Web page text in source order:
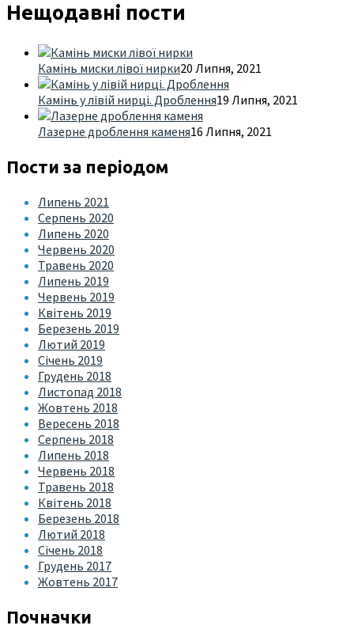
Нещодавні пости
Камінь миски лівої нирки20 Липня, 2021
Камінь у лівій нирці. Дроблення19 Липня, 2021
Лазерне дроблення каменя16 Липня, 2021
Пости за періодом
Липень 2021
Серпень 2020
Липень 2020
Червень 2020
Травень 2020
Липень 2019
Червень 2019
Квітень 2019
Березень 2019
Лютий 2019
Січень 2019
Грудень 2018
Листопад 2018
Жовтень 2018
Вересень 2018
Серпень 2018
Липень 2018
Червень 2018
Травень 2018
Квітень 2018
Березень 2018
Лютий 2018
Січень 2018
Грудень 2017
Жовтень 2017
Почначки